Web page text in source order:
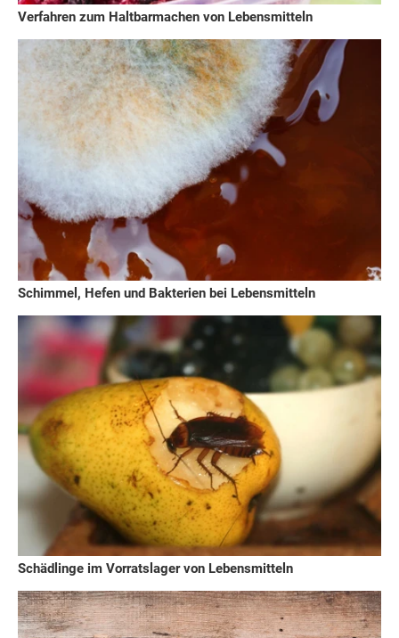
Verfahren zum Haltbarmachen von Lebensmitteln
Schimmel, Hefen und Bakterien bei Lebensmitteln
Schädlinge im Vorratslager von Lebensmitteln